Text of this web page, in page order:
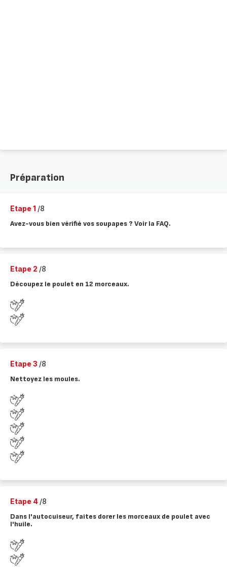
Préparation
Etape 1 /8
Avez-vous bien vérifié vos soupapes ? Voir la FAQ.
Etape 2 /8
Découpez le poulet en 12 morceaux.
Etape 3 /8
Nettoyez les moules.
Etape 4 /8
Dans l'autocuiseur, faites dorer les morceaux de poulet avec
l'huile.